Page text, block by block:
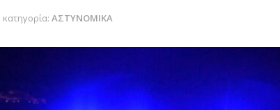
κατηγορία: ΑΣΤΥΝΟΜΙΚΑ